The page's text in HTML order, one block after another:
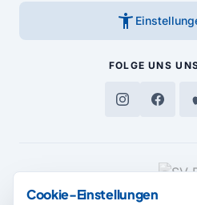
accessibility_new
FOLGE UNS
MEDIENPARTNER
Cookie-Einstellungen